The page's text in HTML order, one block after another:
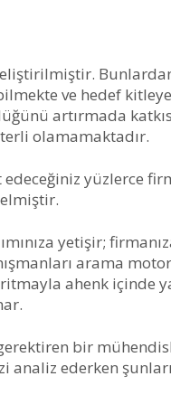
ve hedef
artırmada
olamamaktadır.
yüzlerce
yetişir;
arama
ahenk içinde
bir
analiz ederken